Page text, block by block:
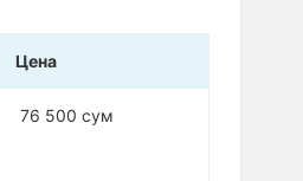
Цена
76 500 сум